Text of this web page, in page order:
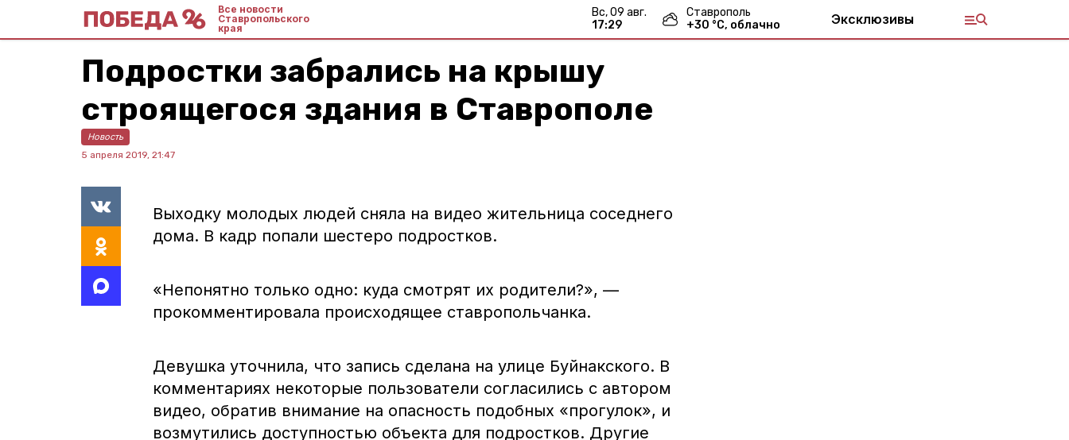
Все новости
Ставропольского
края
вс, 09 авг.
17:29
Ставрополь
+30 °С, облачно Эксклюзивы
Подростки забрались на крышу
строящегося здания в Ставрополе
Новость
5 апреля 2019, 21:47
Выходку молодых людей сняла на видео жительница соседнего
дома. В кадр попали шестеро подростков.
«Непонятно только одно: куда смотрят их родители?», —
прокомментировала происходящее ставропольчанка.
Девушка уточнила, что запись сделана на улице Буйнакского. В
комментариях некоторые пользователи согласились с автором
видео, обратив внимание на опасность подобных «прогулок», и
возмутились доступностью объекта для подростков. Другие